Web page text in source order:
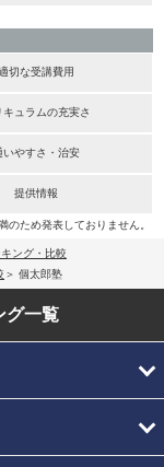
切な受講費用
キュラムの充実さ
いやすさ・治安
提供情報
ため発表しておりません。
ング・比較
個太郎塾
グ一覧